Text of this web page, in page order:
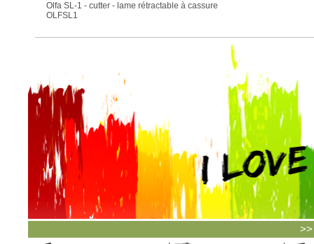
Olfa SL-1 - cutter - lame rétractable à cassure
OLFSL1